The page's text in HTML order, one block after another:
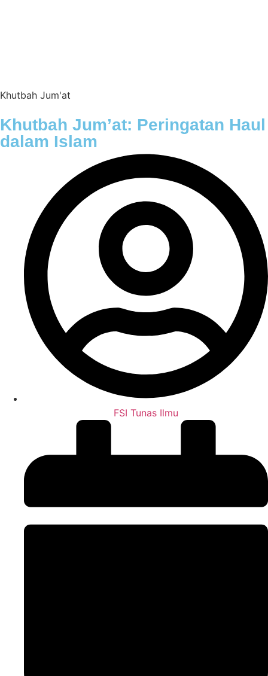
Khutbah Jum'at
Khutbah Jum’at: Peringatan Haul
dalam Islam
FSI Tunas Ilmu